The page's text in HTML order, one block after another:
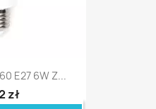
E27 6W Z...
zł